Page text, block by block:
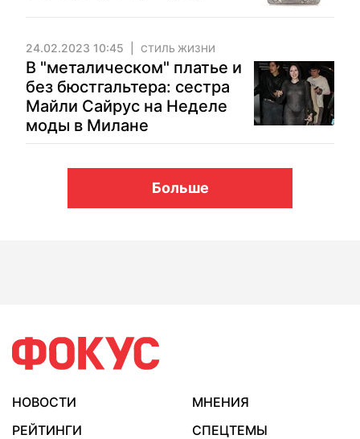
24.02.2023 10:45 СТИЛЬ ЖИЗНИ
В "металическом" платье и
без бюстгальтера: сестра
Майли Сайрус на Неделе
моды в Милане
Больше
НОВОСТИ
МНЕНИЯ
РЕЙТИНГИ
СПЕЦТЕМЫ